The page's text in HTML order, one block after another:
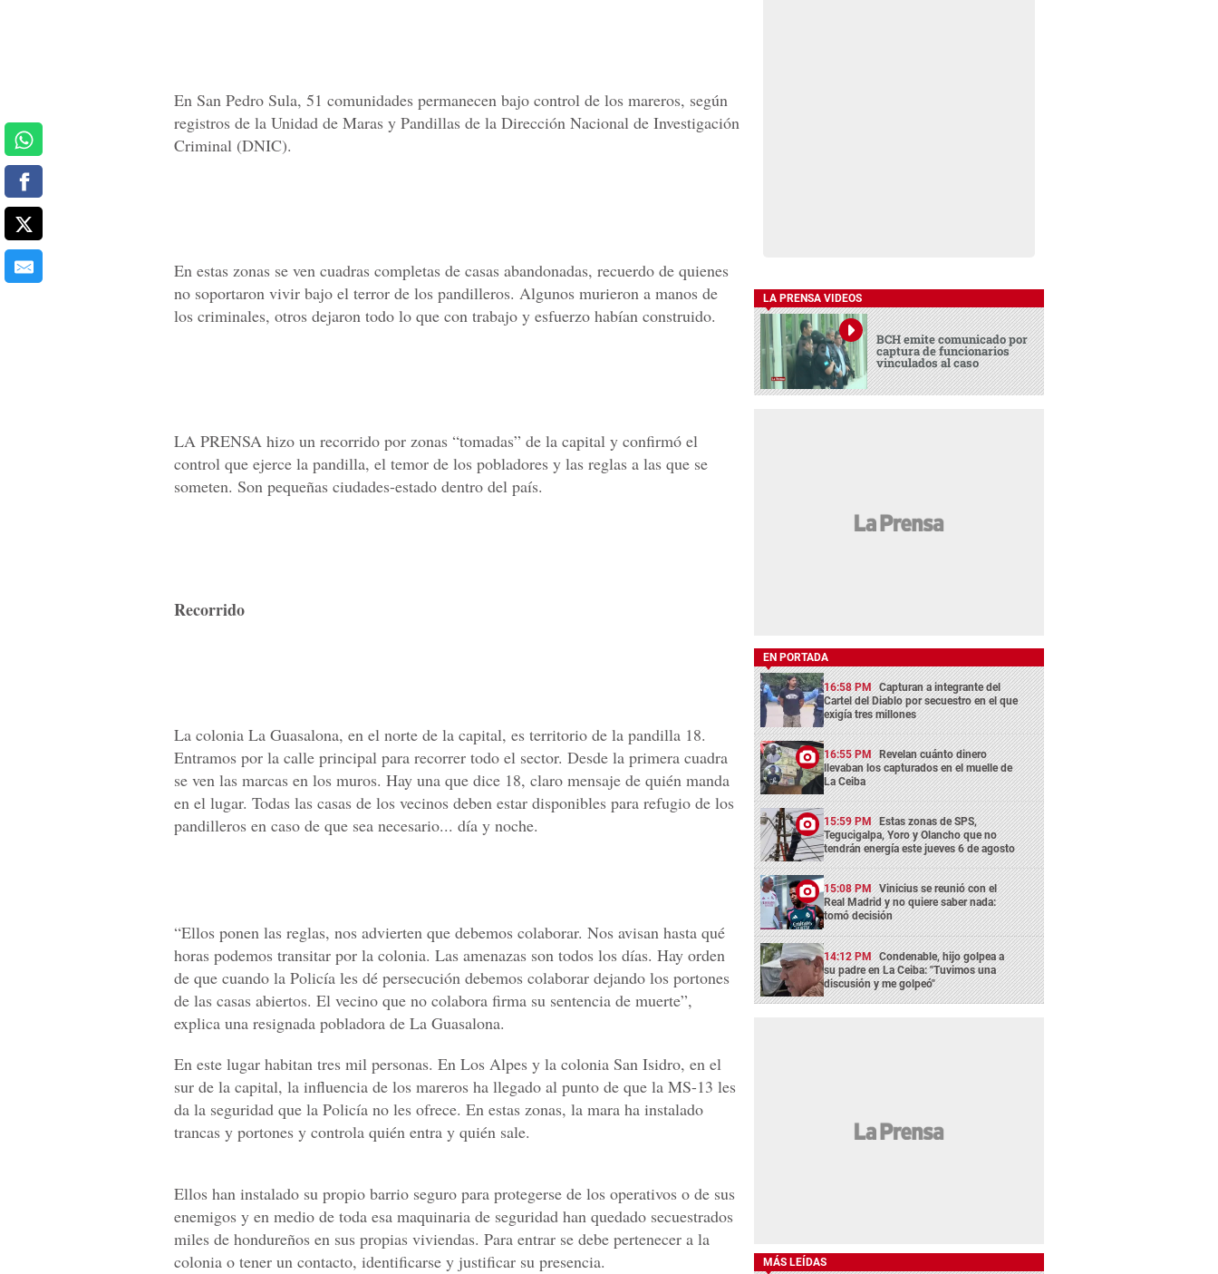
En San Pedro Sula, 51 comunidades permanecen bajo control de los mareros, según
registros de la Unidad de Maras y Pandillas de la Dirección Nacional de Investigación
Criminal (DNIC).
En estas zonas se ven cuadras completas de casas abandonadas, recuerdo de quienes
no soportaron vivir bajo el terror de los pandilleros. Algunos murieron a manos de
los criminales, otros dejaron todo lo que con trabajo y esfuerzo habían construido.
LA PRENSA hizo un recorrido por zonas “tomadas” de la capital y confirmó el
control que ejerce la pandilla, el temor de los pobladores y las reglas a las que se
someten. Son pequeñas ciudades-estado dentro del país.
Recorrido
La colonia La Guasalona, en el norte de la capital, es territorio de la pandilla 18.
Entramos por la calle principal para recorrer todo el sector. Desde la primera cuadra
se ven las marcas en los muros. Hay una que dice 18, claro mensaje de quién manda
en el lugar. Todas las casas de los vecinos deben estar disponibles para refugio de los
pandilleros en caso de que sea necesario... día y noche.
“Ellos ponen las reglas, nos advierten que debemos colaborar. Nos avisan hasta qué
horas podemos transitar por la colonia. Las amenazas son todos los días. Hay orden
de que cuando la Policía les dé persecución debemos colaborar dejando los portones
de las casas abiertos. El vecino que no colabora firma su sentencia de muerte”,
explica una resignada pobladora de La Guasalona.
En este lugar habitan tres mil personas. En Los Alpes y la colonia San Isidro, en el
sur de la capital, la influencia de los mareros ha llegado al punto de que la MS-13 les
da la seguridad que la Policía no les ofrece. En estas zonas, la mara ha instalado
trancas y portones y controla quién entra y quién sale.
Ellos han instalado su propio barrio seguro para protegerse de los operativos o de sus
enemigos y en medio de toda esa maquinaria de seguridad han quedado secuestrados
miles de hondureños en sus propias viviendas. Para entrar se debe pertenecer a la
colonia o tener un contacto, identificarse y justificar su presencia.
LA PRENSA VIDEOS
BCH emite comunicado por
captura de funcionarios
vinculados al caso
EN PORTADA
16:58 PM Capturan a integrante del
Cartel del Diablo por secuestro en el que
exigía tres millones
16:55 PM Revelan cuánto dinero
llevaban los capturados en el muelle de
La Ceiba
15:59 PM Estas zonas de SPS,
Tegucigalpa, Yoro y Olancho que no
tendrán energía este jueves 6 de agosto
15:08 PM Vinicius se reunió con el
Real Madrid y no quiere saber nada:
tomó decisión
14:12 PM Condenable, hijo golpea a
su padre en La Ceiba: "Tuvimos una
discusión y me golpeó"
MÁS LEÍDAS